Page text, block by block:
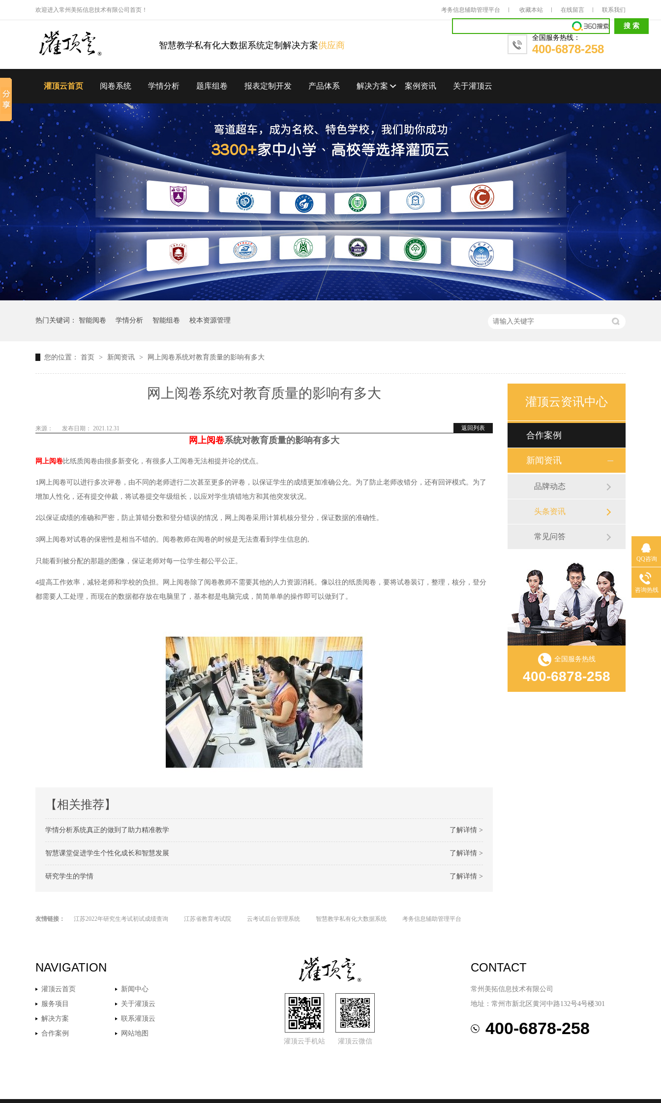
考务信息辅助管理平台 收藏本站 在线留言 联系我们
欢迎进入常州美拓信息技术有限公司首页！
智慧教学私有化大数据系统定制解决方案供应商
全国服务热线：
400-6878-258
灌顶云首页 阅卷系统 学情分析 题库组卷 报表定制开发 产品体系 解决方案 案例资讯 关于灌顶云
热门关键词： 智能阅卷 学情分析 智能组卷 校本资源管理
您的位置： 首页 > 新闻资讯 > 网上阅卷系统对教育质量的影响有多大
网上阅卷系统对教育质量的影响有多大
返回列表
来源： 发布日期： 2021.12.31
网上阅卷系统对教育质量的影响有多大
网上阅卷比纸质阅卷由很多新变化，有很多人工阅卷无法相提并论的优点。
1网上阅卷可以进行多次评卷，由不同的老师进行二次甚至更多的评卷，以保证学生的成绩更加准确公允。为了防止老师改错分，还有回评模式。为了
增加人性化，还有提交仲裁，将试卷提交年级组长，以应对学生填错地方和其他突发状况。
2以保证成绩的准确和严密，防止算错分数和登分错误的情况，网上阅卷采用计算机核分登分，保证数据的准确性。
3网上阅卷对试卷的保密性是相当不错的。阅卷教师在阅卷的时候是无法查看到学生信息的,
只能看到被分配的那题的图像，保证老师对每一位学生都公平公正。
4提高工作效率，减轻老师和学校的负担。网上阅卷除了阅卷教师不需要其他的人力资源消耗。像以往的纸质阅卷，要将试卷装订，整理，核分，登分
都需要人工处理，而现在的数据都存放在电脑里了，基本都是电脑完成，简简单单的操作即可以做到了。
【相关推荐】
了解详情 >
学情分析系统真正的做到了助力精准教学
了解详情 >
智慧课堂促进学生个性化成长和智慧发展
了解详情 >
研究学生的学情
灌顶云资讯中心
合作案例
新闻资讯
品牌动态
头条资讯
常见问答
全国服务热线
400-6878-258
友情链接： 江苏2022年研究生考试初试成绩查询 江苏省教育考试院 云考试后台管理系统 智慧教学私有化大数据系统 考务信息辅助管理平台
NAVIGATION
灌顶云首页
新闻中心
服务项目
关于灌顶云
解决方案
联系灌顶云
合作案例
网站地图
灌顶云手机站
灌顶云微信
CONTACT
常州美拓信息技术有限公司
地址：常州市新北区黄河中路132号4号楼301
400-6878-258
QQ咨询
咨询热线